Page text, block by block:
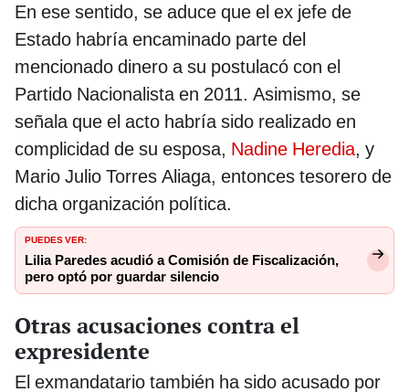
En ese sentido, se aduce que el ex jefe de
Estado habría encaminado parte del
mencionado dinero a su postulacó con el
Partido Nacionalista en 2011. Asimismo, se
señala que el acto habría sido realizado en
complicidad de su esposa, Nadine Heredia, y
Mario Julio Torres Aliaga, entonces tesorero de
dicha organización política.
PUEDES VER:
Lilia Paredes acudió a Comisión de Fiscalización,
pero optó por guardar silencio
Otras acusaciones contra el
expresidente
El exmandatario también ha sido acusado por